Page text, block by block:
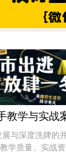
教学与实战
深度洗牌的并
学质量、实战